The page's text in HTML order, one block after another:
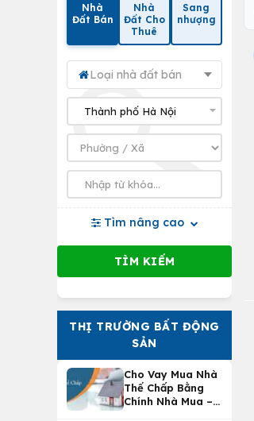
Nhà
Đất Bán
Nhà
Đất Cho
Thuê
Sang
nhượng
Loại nhà đất bán
Tìm nâng cao
THỊ TRƯỜNG BẤT ĐỘNG
SẢN
Cho Vay Mua Nhà
Thế Chấp Bằng
Chính Nhà Mua –